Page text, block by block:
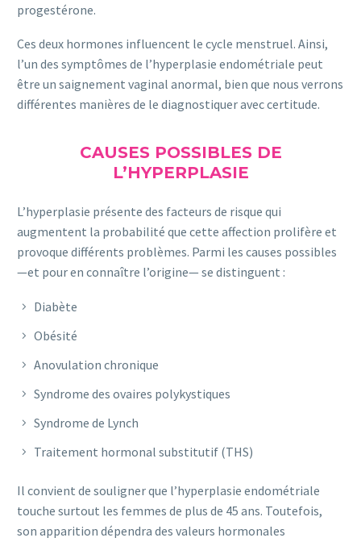
progestérone.
Ces deux hormones influencent le cycle menstruel. Ainsi,
l’un des symptômes de l’hyperplasie endométriale peut
être un saignement vaginal anormal, bien que nous verrons
différentes manières de le diagnostiquer avec certitude.
CAUSES POSSIBLES DE
L’HYPERPLASIE
L’hyperplasie présente des facteurs de risque qui
augmentent la probabilité que cette affection prolifère et
provoque différents problèmes. Parmi les causes possibles
—et pour en connaître l’origine— se distinguent :
Diabète
Obésité
Anovulation chronique
Syndrome des ovaires polykystiques
Syndrome de Lynch
Traitement hormonal substitutif (THS)
Il convient de souligner que l’hyperplasie endométriale
touche surtout les femmes de plus de 45 ans. Toutefois,
son apparition dépendra des valeurs hormonales